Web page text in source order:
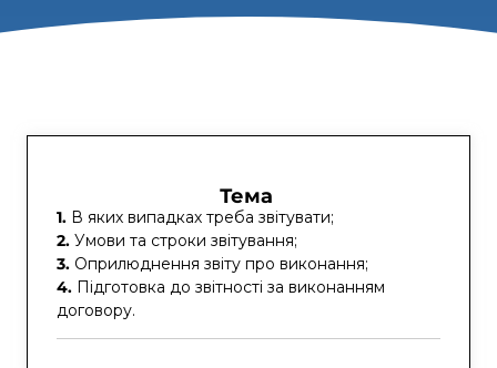
Тема
1. В яких випадках треба звітувати;
2. Умови та строки звітування;
3. Оприлюднення звіту про виконання;
4. Підготовка до звітності за виконанням
договору.